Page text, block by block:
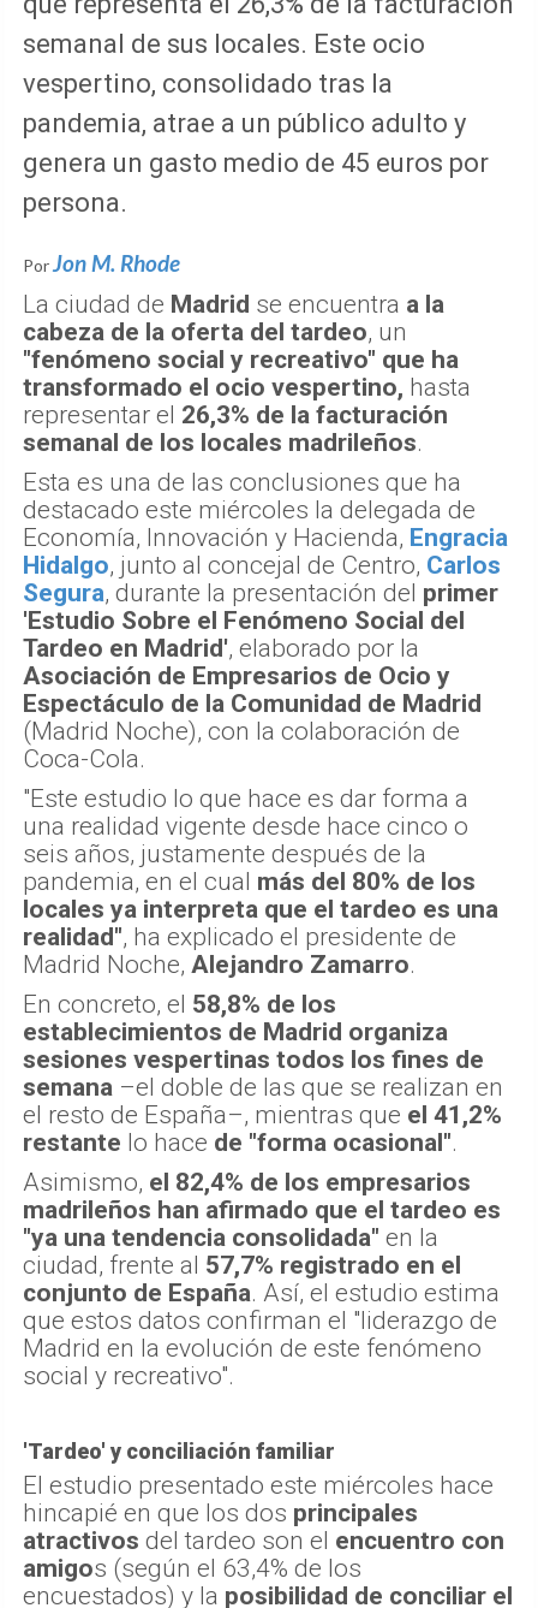
semanal de sus locales. Este ocio
vespertino, consolidado tras la
pandemia, atrae a un público adulto y
genera un gasto medio de 45 euros por
persona.
PorJon M. Rhode
La ciudad de Madrid se encuentra a la
cabeza de la oferta del tardeo, un
"fenómeno social y recreativo" que ha
transformado el ocio vespertino, hasta
representar el 26,3% de la facturación
semanal de los locales madrileños.
Esta es una de las conclusiones que ha
destacado este miércoles la delegada de
Economía, Innovación y Hacienda, Engracia
Hidalgo, junto al concejal de Centro, Carlos
Segura, durante la presentación del primer
'Estudio Sobre el Fenómeno Social del
Tardeo en Madrid', elaborado por la
Asociación de Empresarios de Ocio y
Espectáculo de la Comunidad de Madrid
(Madrid Noche), con la colaboración de
Coca-Cola.
"Este estudio lo que hace es dar forma a
una realidad vigente desde hace cinco o
seis años, justamente después de la
pandemia, en el cual más del 80% de los
locales ya interpreta que el tardeo es una
realidad", ha explicado el presidente de
Madrid Noche, Alejandro Zamarro.
En concreto, el 58,8% de los
establecimientos de Madrid organiza
sesiones vespertinas todos los fines de
semana –el doble de las que se realizan en
el resto de España–, mientras que el 41,2%
restante lo hace de "forma ocasional".
Asimismo, el 82,4% de los empresarios
madrileños han afirmado que el tardeo es
"ya una tendencia consolidada" en la
ciudad, frente al 57,7% registrado en el
conjunto de España. Así, el estudio estima
que estos datos confirman el "liderazgo de
Madrid en la evolución de este fenómeno
social y recreativo".
'Tardeo' y conciliación familiar
El estudio presentado este miércoles hace
hincapié en que los dos principales
atractivos del tardeo son el encuentro con
amigos (según el 63,4% de los
encuestados) y la posibilidad de conciliar el